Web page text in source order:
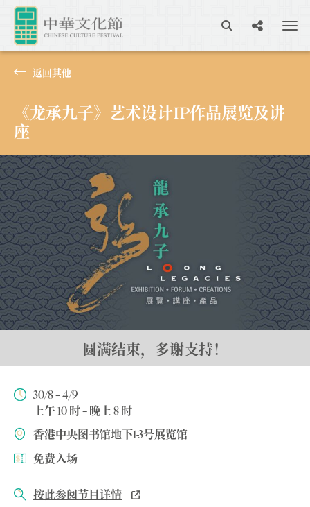
返回其他
《龙承九子》艺术设计IP作品展览及讲
座
30/8 – 4/9
上午 10 时 – 晚上 8 时
香港中央图书馆地下1-3号展览馆
免费入场
按此参阅节目详情
圆满结束，多谢支持！